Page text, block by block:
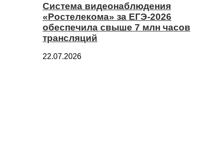
Система видеонаблюдения
«Ростелекома» за ЕГЭ-2026
обеспечила свыше 7 млн часов
трансляций
22.07.2026